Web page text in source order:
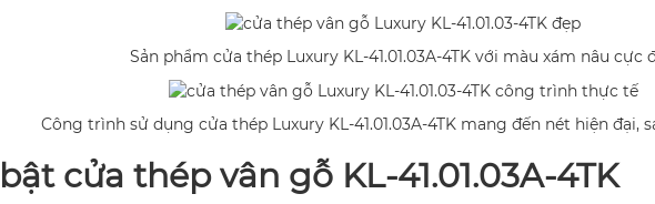
Sản phẩm cửa thép Luxury KL-41.01.03A-4TK với màu xám nâu cực
Công trình sử dụng cửa thép Luxury KL-41.01.03A-4TK mang đến nét hiện đại,
cửa thép vân gỗ KL-41.01.03A-4TK